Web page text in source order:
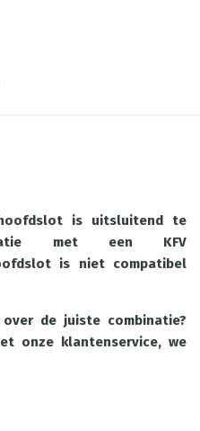
is uitsluitend te
met een KFV
is niet compatibel
de juiste combinatie?
onze klantenservice, we